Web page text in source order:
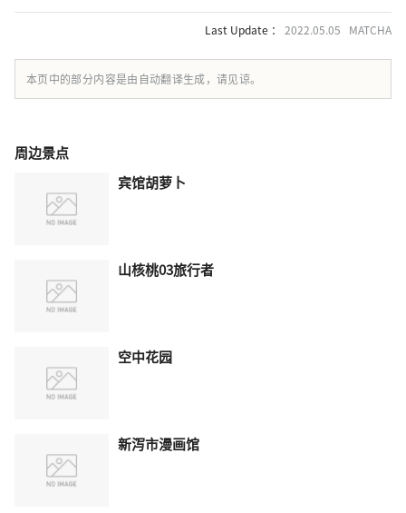
Last Update ： 2022.05.05 MATCHA
本页中的部分内容是由自动翻译生成，请见谅。
周边景点
宾馆胡萝卜
山核桃03旅行者
空中花园
新泻市漫画馆